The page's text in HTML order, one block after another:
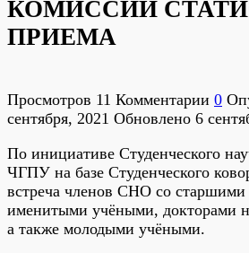
КОМИССИИ
ПРИЕМА
Просмотров 11 Комментарии 0
сентября, 2021 Обновлено 6
По инициативе Студенческого
ЧГПУ на базе Студенческого
встреча членов СНО со старшими
именитыми учёными, докторами
а также молодыми учёными.